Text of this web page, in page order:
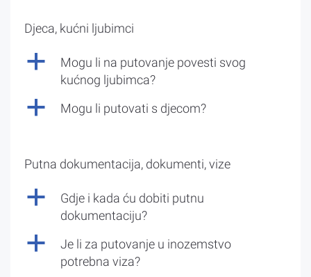
Djeca, kućni ljubimci
a
Mogu li na putovanje povesti svog
kućnog ljubimca?
a Mogu li putovati s djecom?
Putna dokumentacija, dokumenti, vize
a
Gdje i kada ću dobiti putnu
dokumentaciju?
a
Je li za putovanje u inozemstvo
potrebna viza?